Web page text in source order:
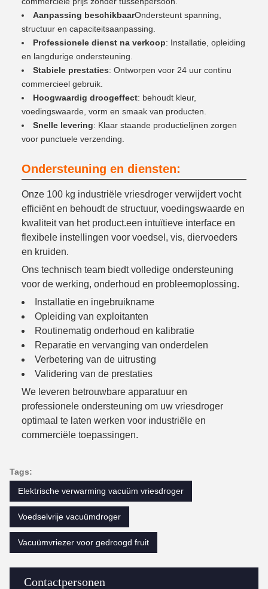
Contactpersonen
Aanpassing beschikbaarOndersteunt spanning,
structuur en capaciteitsaanpassing.
Professionele dienst na verkoop: Installatie, opleiding
en langdurige ondersteuning.
Stabiele prestaties: Ontworpen voor 24 uur continu
commercieel gebruik.
Hoogwaardig droogeffect: behoudt kleur,
voedingswaarde, vorm en smaak van producten.
Snelle levering: Klaar staande productielijnen zorgen
voor punctuele verzending.
Ondersteuning en diensten:
Onze 100 kg industriële vriesdroger verwijdert vocht
efficiënt en behoudt de structuur, voedingswaarde en
kwaliteit van het product.een intuïtieve interface en
flexibele instellingen voor voedsel, vis, diervoeders
en kruiden.
Ons technisch team biedt volledige ondersteuning
voor de werking, onderhoud en probleemoplossing.
Installatie en ingebruikname
Opleiding van exploitanten
Routinematig onderhoud en kalibratie
Reparatie en vervanging van onderdelen
Verbetering van de uitrusting
Validering van de prestaties
We leveren betrouwbare apparatuur en
professionele ondersteuning om uw vriesdroger
optimaal te laten werken voor industriële en
commerciële toepassingen.
Tags:
Elektrische verwarming vacuüm vriesdroger
Voedselvrije vacuümdroger
Vacuümvriezer voor gedroogd fruit